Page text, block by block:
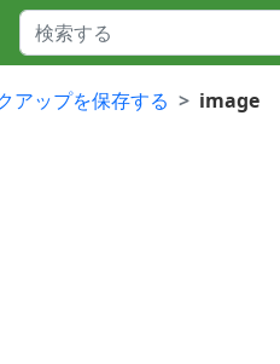
アップを保存する
image